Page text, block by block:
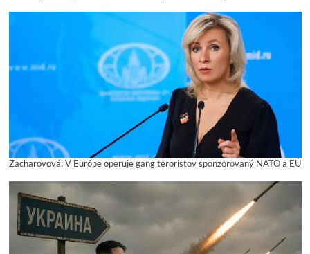
Zacharovová: V Európe operuje gang teroristov sponzorovaný NATO a EÚ